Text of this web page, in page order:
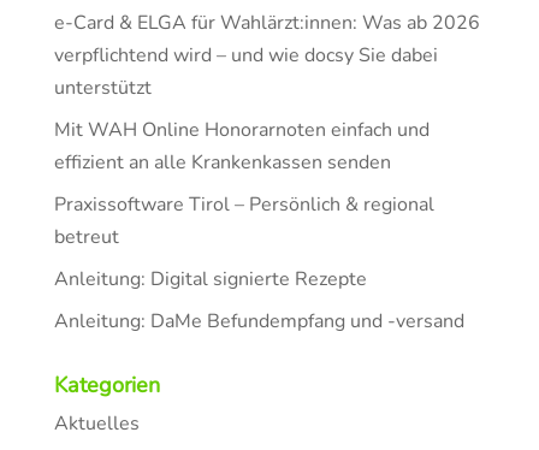
e-Card & ELGA für Wahlärzt:innen: Was ab 2026
verpflichtend wird – und wie docsy Sie dabei
unterstützt
Mit WAH Online Honorarnoten einfach und
effizient an alle Krankenkassen senden
Praxissoftware Tirol – Persönlich & regional
betreut
Anleitung: Digital signierte Rezepte
Anleitung: DaMe Befundempfang und -versand
Kategorien
Aktuelles